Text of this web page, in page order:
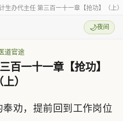
生办代主任 第三百一十一章【抢功】（上）
🌙夜间
道官途
百一十一章【抢功】
上）
劝，提前回到工作岗位